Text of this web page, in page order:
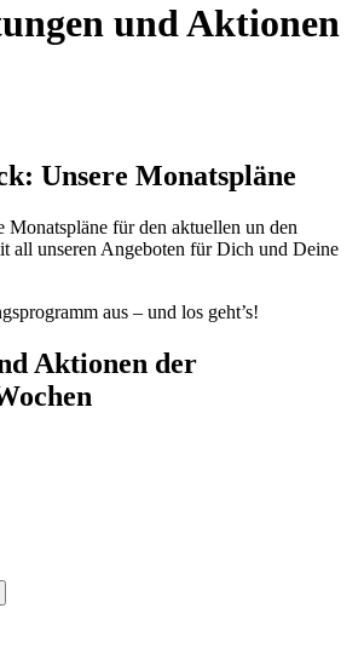
und Aktionen
Unsere Monatspläne
Monatspläne für den aktuellen un den
all unseren Angeboten für Dich und Deine
aus – und los geht’s!
Aktionen der